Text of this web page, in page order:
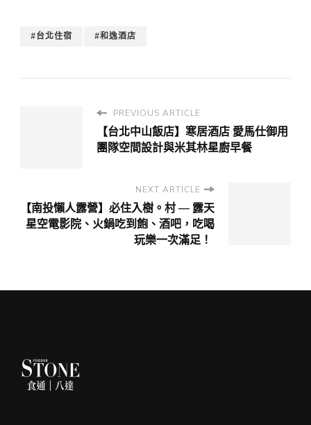
#台北住宿 #和逸酒店
PREVIOUS ARTICLE
【台北中山飯店】寒居酒店 愛馬仕御用
團隊空間設計與米其林星廚早餐
NEXT ARTICLE
【南投懶人露營】必住入樹。村 — 露天
星空電影院、火鍋吃到飽、酒吧，吃喝
玩樂一次滿足！